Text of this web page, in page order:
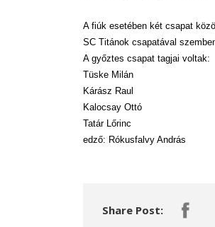
A fiúk esetében két csapat
SC Titánok csapatával
A győztes csapat tagjai voltak:
Tüske Milán
Kárász Raul
Kalocsay Ottó
Tatár Lőrinc
edző: Rókusfalvy András
Share Post: